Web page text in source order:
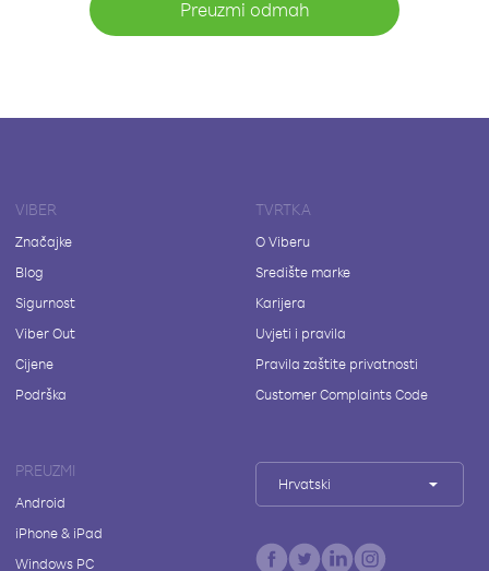
Preuzmi odmah
VIBER
Značajke
Blog
Sigurnost
Viber Out
Cijene
Podrška
TVRTKA
O Viberu
Središte marke
Karijera
Uvjeti i pravila
Pravila zaštite privatnosti
Customer Complaints Code
PREUZMI
Android
iPhone & iPad
Windows PC
Hrvatski